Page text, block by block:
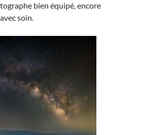
bien équipé, encore
soin.